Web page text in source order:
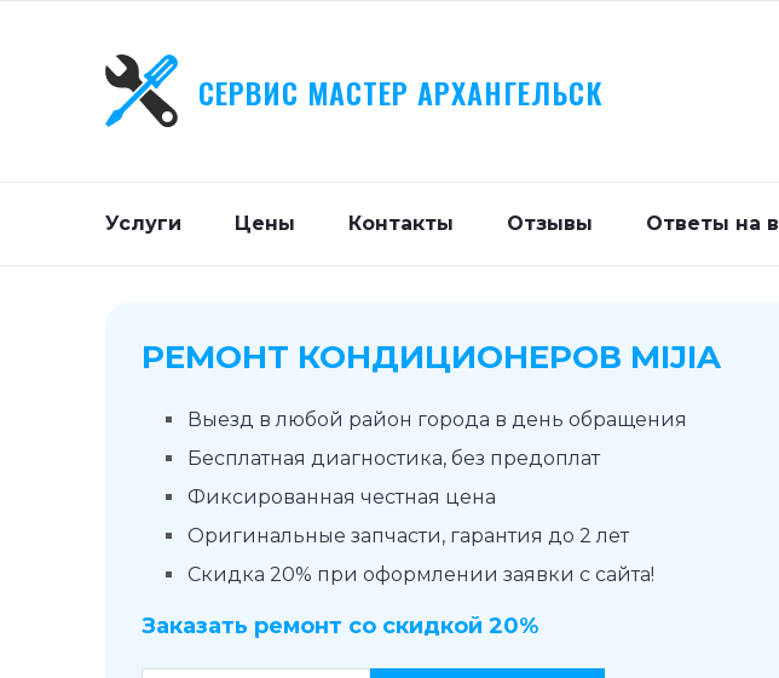
СЕРВИС МАСТЕР АРХАНГЕЛЬСК
Услуги Цены Контакты Отзывы Ответы на
РЕМОНТ КОНДИЦИОНЕРОВ MIJIA
Выезд в любой район города в день обращения
Бесплатная диагностика, без предоплат
Фиксированная честная цена
Оригинальные запчасти, гарантия до 2 лет
Скидка 20% при оформлении заявки с сайта!
Заказать ремонт со скидкой 20%